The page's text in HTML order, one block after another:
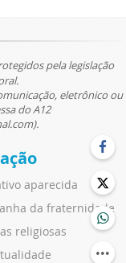
pela legislação
eletrônico ou
do A12
aparecida
da fraternidade
religiosas